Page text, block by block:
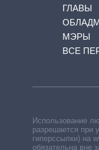
ГЛАВЫ
МЭРЫ
ВСЕ
Использование
разрешается при
гиперссылки) на
обязательна вне